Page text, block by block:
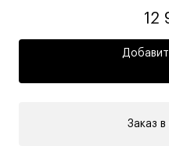
12
Заказ